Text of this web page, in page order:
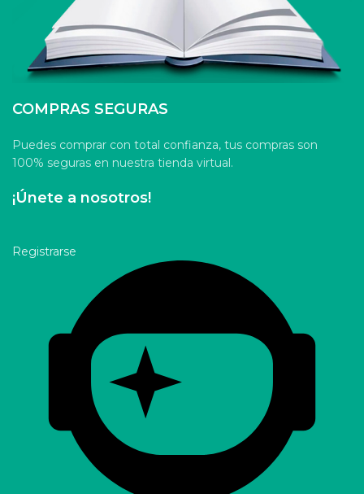
COMPRAS SEGURAS
Puedes comprar con total confianza, tus compras son
100% seguras en nuestra tienda virtual.
¡Únete a nosotros!
Registrarse